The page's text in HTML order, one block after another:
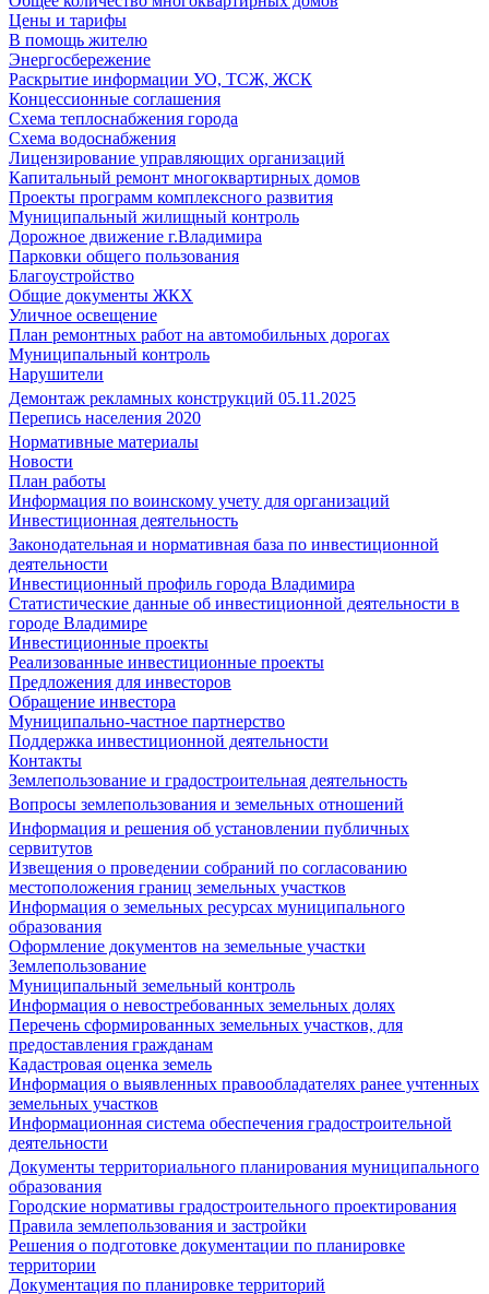
Цены и тарифы
В помощь жителю
Энергосбережение
Раскрытие информации УО, ТСЖ, ЖСК
Концессионные соглашения
Схема теплоснабжения города
Схема водоснабжения
Лицензирование управляющих организаций
Капитальный ремонт многоквартирных домов
Проекты программ комплексного развития
Муниципальный жилищный контроль
Дорожное движение г.Владимира
Парковки общего пользования
Благоустройство
Общие документы ЖКХ
Уличное освещение
План ремонтных работ на автомобильных дорогах
Муниципальный контроль
Нарушители
Демонтаж рекламных конструкций 05.11.2025
Перепись населения 2020
Нормативные материалы
Новости
План работы
Информация по воинскому учету для организаций
Инвестиционная деятельность
Законодательная и нормативная база по инвестиционной
деятельности
Инвестиционный профиль города Владимира
Статистические данные об инвестиционной деятельности в
городе Владимире
Инвестиционные проекты
Реализованные инвестиционные проекты
Предложения для инвесторов
Обращение инвестора
Муниципально-частное партнерство
Поддержка инвестиционной деятельности
Контакты
Землепользование и градостроительная деятельность
Вопросы землепользования и земельных отношений
Информация и решения об установлении публичных
сервитутов
Извещения о проведении собраний по согласованию
местоположения границ земельных участков
Информация о земельных ресурсах муниципального
образования
Оформление документов на земельные участки
Землепользование
Муниципальный земельный контроль
Информация о невостребованных земельных долях
Перечень сформированных земельных участков, для
предоставления гражданам
Кадастровая оценка земель
Информация о выявленных правообладателях ранее учтенных
земельных участков
Информационная система обеспечения градостроительной
деятельности
Документы территориального планирования муниципального
образования
Городские нормативы градостроительного проектирования
Правила землепользования и застройки
Решения о подготовке документации по планировке
территории
Документация по планировке территорий